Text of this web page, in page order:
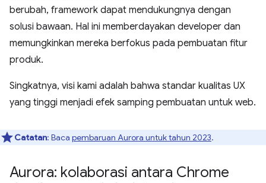
berubah, framework dapat mendukungnya dengan
solusi bawaan. Hal ini memberdayakan developer dan
memungkinkan mereka berfokus pada pembuatan fitur
produk.
Singkatnya, visi kami adalah bahwa standar kualitas UX
yang tinggi menjadi efek samping pembuatan untuk web.
Catatan: Baca pembaruan Aurora untuk tahun 2023.
Aurora: kolaborasi antara Chrome